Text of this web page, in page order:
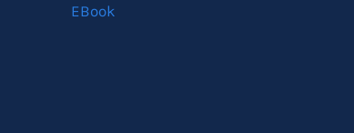
EBook